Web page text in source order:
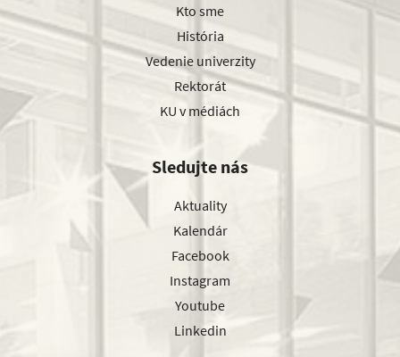
Kto sme
História
Vedenie univerzity
Rektorát
KU v médiách
Sledujte nás
Aktuality
Kalendár
Facebook
Instagram
Youtube
Linkedin